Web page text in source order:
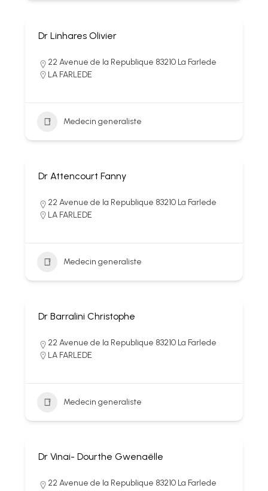
Dr Linhares Olivier
22 Avenue de la Republique 83210 La Farlede
LA FARLEDE
Medecin generaliste
Dr Attencourt Fanny
22 Avenue de la Republique 83210 La Farlede
LA FARLEDE
Medecin generaliste
Dr Barralini Christophe
22 Avenue de la Republique 83210 La Farlede
LA FARLEDE
Medecin generaliste
Dr Vinai- Dourthe Gwenaëlle
22 Avenue de la Republique 83210 La Farlede